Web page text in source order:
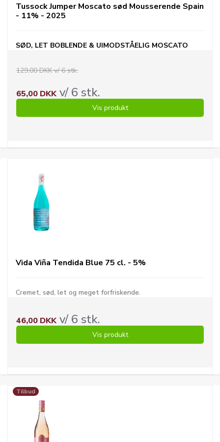
Tussock Jumper Moscato sød Mousserende Spain
- 11% - 2025
SØD, LET BOBLENDE & UIMODSTÅELIG MOSCATO
129,00 DKK v/ 6 stk.
65,00 DKKv/ 6 stk.
Vis produkt
Vida Viña Tendida Blue 75 cl. - 5%
Cremet, sød, let og meget forfriskende.
46,00 DKKv/ 6 stk.
Vis produkt
Tilbud